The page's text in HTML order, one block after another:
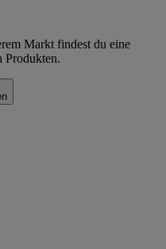
Markt findest du eine
Produkten.